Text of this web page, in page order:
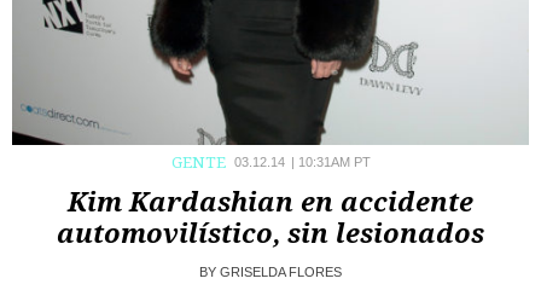
GENTE 03.12.14 10:31AM PT
Kim Kardashian en accidente
automovilístico, sin lesionados
BY GRISELDA FLORES